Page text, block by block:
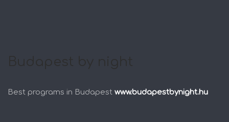
Best programs in Budapest www.budapestbynight.hu